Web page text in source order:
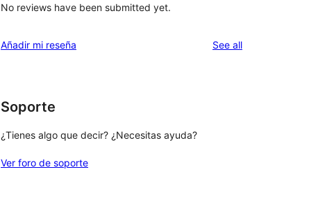
No reviews have been submitted yet.
Añadir mi reseña See allreviews
Soporte
¿Tienes algo que decir? ¿Necesitas ayuda?
Ver foro de soporte